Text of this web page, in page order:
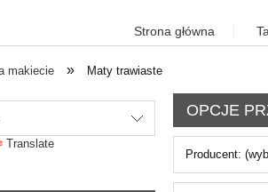
Strona główna
makiecie » Maty trawiaste
Translate
OPCJE
Producent: